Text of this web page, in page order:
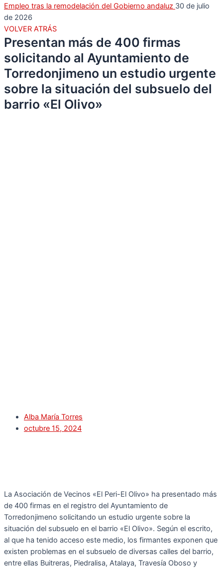
Empleo tras la remodelación del Gobierno andaluz 30 de julio
de 2026
VOLVER ATRÁS
Presentan más de 400 firmas
solicitando al Ayuntamiento de
Torredonjimeno un estudio urgente
sobre la situación del subsuelo del
barrio «El Olivo»
Alba María Torres
octubre 15, 2024
La Asociación de Vecinos «El Peri-El Olivo» ha presentado más
de 400 firmas en el registro del Ayuntamiento de
Torredonjimeno solicitando un estudio urgente sobre la
situación del subsuelo en el barrio «El Olivo». Según el escrito,
al que ha tenido acceso este medio, los firmantes exponen que
existen problemas en el subsuelo de diversas calles del barrio,
entre ellas Buitreras, Piedralisa, Atalaya, Travesía Oboso y